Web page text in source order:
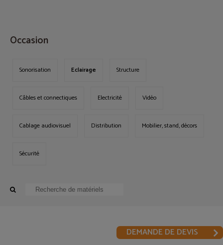
Occasion
Sonorisation Eclairage Structure
Câbles et connectiques Electricité Vidéo
Cablage audiovisuel Distribution Mobilier, stand, décors
Sécurité
DEMANDE DE DEVIS